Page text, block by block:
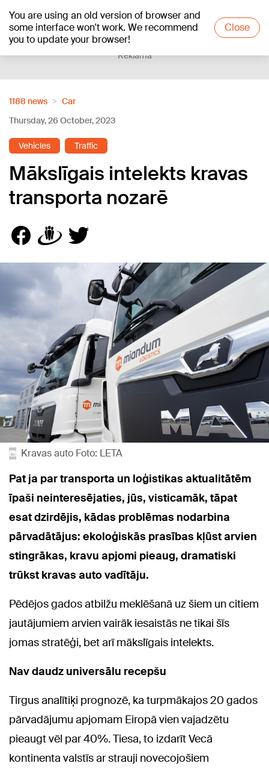
You are using an old version of browser and
some interface won't work. We recommend
you to update your browser!
Close
+23°C
Reklāma
1188 news
Car
Thursday, 26 October, 2023
Vehicles Traffic
Mākslīgais intelekts kravas
transporta nozarē
Kravas auto Foto: LETA
Pat ja par transporta un loģistikas aktualitātēm
īpaši neinteresējaties, jūs, visticamāk, tāpat
esat dzirdējis, kādas problēmas nodarbina
pārvadātājus: ekoloģiskās prasības kļūst arvien
stingrākas, kravu apjomi pieaug, dramatiski
trūkst kravas auto vadītāju.
Pēdējos gados atbilžu meklēšanā uz šiem un citiem
jautājumiem arvien vairāk iesaistās ne tikai šīs
jomas stratēģi, bet arī mākslīgais intelekts.
Nav daudz universālu recepšu
Tirgus analītiķi prognozē, ka turpmākajos 20 gados
pārvadājumu apjomam Eiropā vien vajadzētu
pieaugt vēl par 40%. Tiesa, to izdarīt Vecā
kontinenta valstīs ar strauji novecojošiem